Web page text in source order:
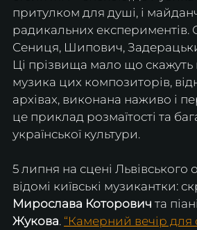
притулком для душі, і
радикальних експериментів.
Сениця, Шипович,
Ці прізвища мало що скажуть
музика цих композиторів,
архівах, виконана наживо і
це приклад розмаїтості та
української культури.
5 липня на сцені Львівського
відомі київські музикантки:
Мирослава Которович та
Жукова. “Камерний вечір для